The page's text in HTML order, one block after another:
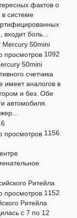
фактов о
системе
боль...
1092
50mini
счетчика
имеет аналогов в
и без. Обе
автомобиля.
1156
1152
Ритейла
с 7 по 12